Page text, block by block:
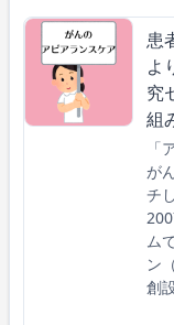
患
よ
究
組
「
が
チ
ム
ン
創